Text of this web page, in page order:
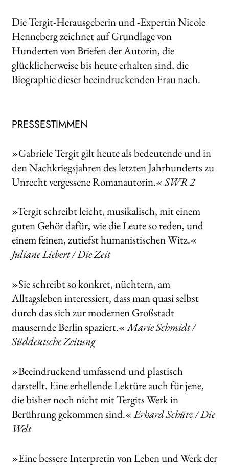
Die Tergit­-Herausgeberin und ­-Expertin Nicole
Henneberg zeichnet auf Grundlage von
Hunderten von Briefen der Autorin, die
glücklicherweise bis heute erhalten sind, die
Biographie dieser beeindruckenden Frau nach.
PRESSESTIMMEN
»Gabriele Tergit gilt heute als bedeutende und in
den Nachkriegsjahren des letzten Jahrhunderts zu
Unrecht vergessene Romanautorin.«SWR 2
»Tergit schreibt leicht, musikalisch, mit einem
guten Gehör dafür, wie die Leute so reden, und
einem feinen, zutiefst humanistischen Witz.«
Juliane Liebert / Die Zeit
»Sie schreibt so konkret, nüchtern, am
Alltagsleben interessiert, dass man quasi selbst
durch das sich zur modernen Großstadt
mausernde Berlin spaziert.«Marie Schmidt /
Süddeutsche Zeitung
»Beeindruckend umfassend und plastisch
darstellt. Eine erhellende Lektüre auch für jene,
die bisher noch nicht mit Tergits Werk in
Berührung gekommen sind.«Erhard Schütz / Die
Welt
»Eine bessere Interpretin von Leben und Werk der